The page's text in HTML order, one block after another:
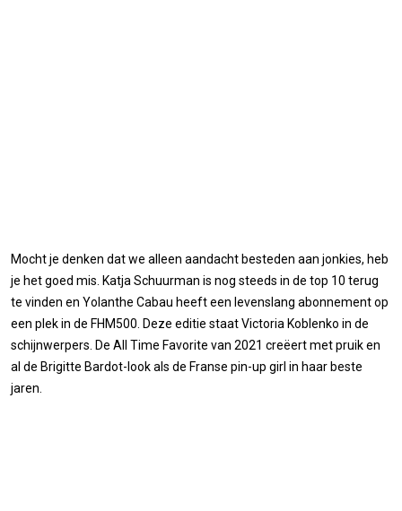
Mocht je denken dat we alleen aandacht besteden aan jonkies, heb
je het goed mis. Katja Schuurman is nog steeds in de top 10 terug
te vinden en Yolanthe Cabau heeft een levenslang abonnement op
een plek in de FHM500. Deze editie staat Victoria Koblenko in de
schijnwerpers. De All Time Favorite van 2021 creëert met pruik en
al de Brigitte Bardot-look als de Franse pin-up girl in haar beste
jaren.